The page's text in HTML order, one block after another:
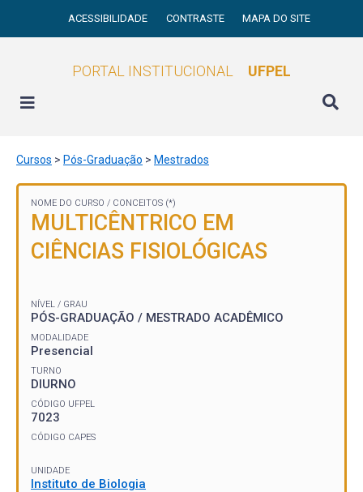
ACESSIBILIDADE CONTRASTE MAPA DO SITE
PORTAL INSTITUCIONAL UFPEL
Cursos > Pós-Graduação > Mestrados
NOME DO CURSO / CONCEITOS (*)
MULTICÊNTRICO EM
CIÊNCIAS FISIOLÓGICAS
NÍVEL / GRAU
PÓS-GRADUAÇÃO / MESTRADO ACADÊMICO
MODALIDADE
Presencial
TURNO
DIURNO
CÓDIGO UFPEL
7023
CÓDIGO CAPES
UNIDADE
Instituto de Biologia